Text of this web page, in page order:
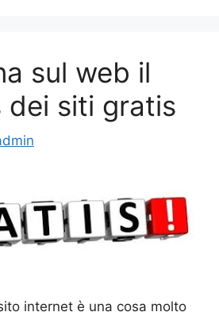
sul web il
dei siti gratis
internet è una cosa molto